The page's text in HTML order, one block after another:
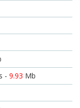
-9.93 Mb